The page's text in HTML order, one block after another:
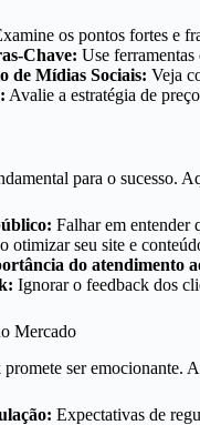
os pontos fortes e
Chave: Use
de Mídias Sociais: Veja
Avalie a estratégia de
para o sucesso.
Falhar em entender
otimizar seu site e
do atendimento
Ignorar o feedback dos
Mercado
ser emocionante.
Expectativas de